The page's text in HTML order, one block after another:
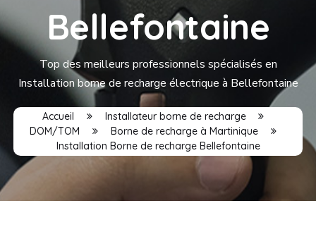
Bellefontaine
Top des meilleurs professionnels spécialisés en
Installation borne de recharge électrique à Bellefontaine
Accueil
Installateur borne de recharge
DOM/TOM
Borne de recharge à Martinique
Installation Borne de recharge Bellefontaine